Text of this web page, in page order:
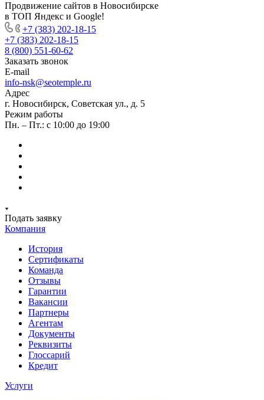
Продвижение сайтов в Новосибирске
в ТОП Яндекс и Google!
+7 (383) 202-18-15
+7 (383) 202-18-15
8 (800) 551-60-62
Заказать звонок
E-mail
info-nsk@seotemple.ru
Адрес
г. Новосибирск, Советская ул., д. 5
Режим работы
Пн. – Пт.: с 10:00 до 19:00
Подать заявку
Компания
История
Сертификаты
Команда
Отзывы
Гарантии
Вакансии
Партнеры
Агентам
Документы
Реквизиты
Глоссарий
Кредит
Услуги